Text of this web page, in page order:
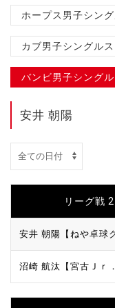
ホープス男子シング
カブ男子シングルス
バンビ男子シングル
安井 朝陽
リーグ戦
安井 朝陽【ねや卓球
沼崎 航汰【宮古Ｊｒ